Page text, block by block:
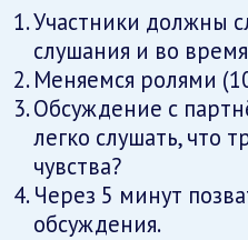
Участники должны
слушания и во
Меняемся ролями
Обсуждение с
легко слушать, что
чувства?
Через 5 минут
обсуждения.